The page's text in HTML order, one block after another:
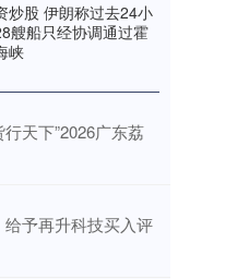
炒股 伊朗称过去24小
艘船只经协调通过霍
峡
行天下”2026广东荔
予再升科技买入评